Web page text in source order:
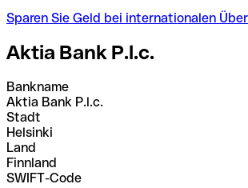
Sparen Sie Geld bei internationalen
Aktia Bank P.l.c.
Bankname
Aktia Bank P.l.c.
Stadt
Helsinki
Land
Finnland
SWIFT-Code